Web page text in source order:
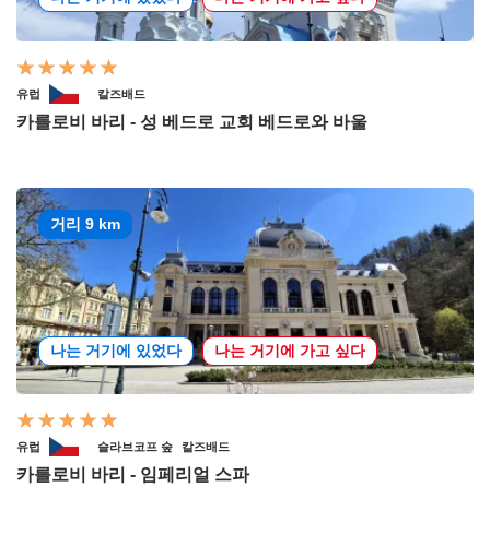
유럽 칼즈배드
카를로비 바리 - 성 베드로 교회 베드로와 바울
거리 9 km
나는 거기에 있었다 나는 거기에 가고 싶다
유럽 슬라브코프 숲 칼즈배드
카를로비 바리 - 임페리얼 스파